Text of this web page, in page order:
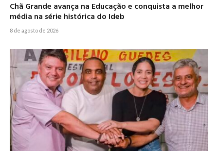
Chã Grande avança na Educação e conquista a melhor
média na série histórica do Ideb
8 de agosto de 2026